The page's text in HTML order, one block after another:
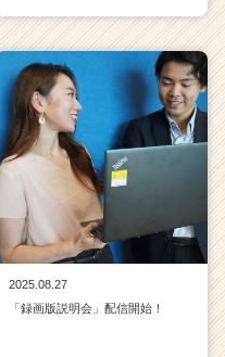
2025.08.27
「録画版説明会」配信開始！